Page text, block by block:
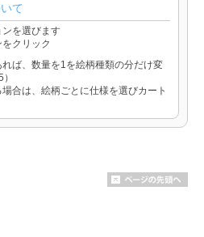
て
を選びます
クリック
ば、数量を1を絵柄種類の分だけ変
合は、絵柄ごとに仕様を選びカート